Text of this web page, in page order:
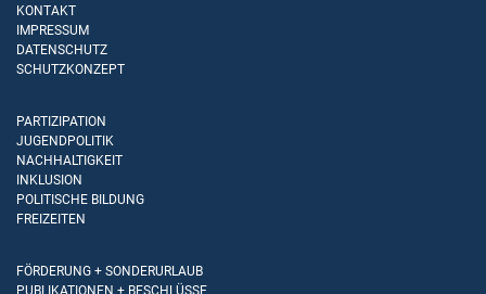
KONTAKT
IMPRESSUM
DATENSCHUTZ
SCHUTZKONZEPT
PARTIZIPATION
JUGENDPOLITIK
NACHHALTIGKEIT
INKLUSION
POLITISCHE BILDUNG
FREIZEITEN
FÖRDERUNG + SONDERURLAUB
PUBLIKATIONEN + BESCHLÜSSE